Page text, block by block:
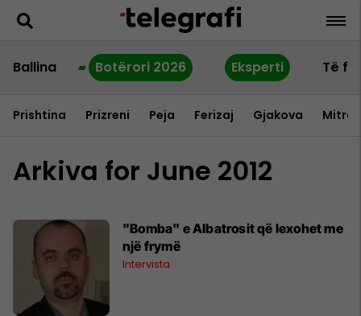
Ballina Botërori 2026 Eksperti Të
Prishtina Prizreni Peja Ferizaj Gjakova
Arkiva for June 2012
"Bomba" e Albatrosit që lexohet me
një frymë
Intervista